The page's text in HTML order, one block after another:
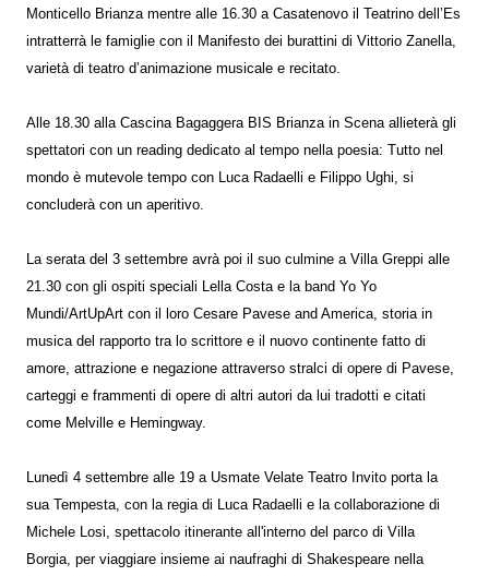
Monticello Brianza mentre alle 16.30 a Casatenovo il Teatrino dell’Es
intratterrà le famiglie con il Manifesto dei burattini di Vittorio Zanella,
varietà di teatro d’animazione musicale e recitato.
Alle 18.30 alla Cascina Bagaggera BIS Brianza in Scena allieterà gli
spettatori con un reading dedicato al tempo nella poesia: Tutto nel
mondo è mutevole tempo con Luca Radaelli e Filippo Ughi, si
concluderà con un aperitivo.
La serata del 3 settembre avrà poi il suo culmine a Villa Greppi alle
21.30 con gli ospiti speciali Lella Costa e la band Yo Yo
Mundi/ArtUpArt con il loro Cesare Pavese and America, storia in
musica del rapporto tra lo scrittore e il nuovo continente fatto di
amore, attrazione e negazione attraverso stralci di opere di Pavese,
carteggi e frammenti di opere di altri autori da lui tradotti e citati
come Melville e Hemingway.
Lunedì 4 settembre alle 19 a Usmate Velate Teatro Invito porta la
sua Tempesta, con la regia di Luca Radaelli e la collaborazione di
Michele Losi, spettacolo itinerante all'interno del parco di Villa
Borgia, per viaggiare insieme ai naufraghi di Shakespeare nella